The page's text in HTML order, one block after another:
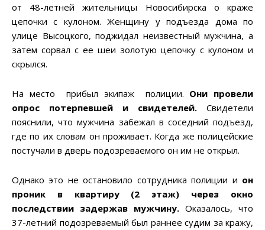
от 48-летней жительницы Новосибирска о краже
цепочки с кулоном. Женщину у подъезда дома по
улице Высоцкого, поджидал неизвестный мужчина, а
затем сорвал с ее шеи золотую цепочку с кулоном и
скрылся.
На место прибыл экипаж полиции. Они провели
опрос потерпевшей и свидетелей. Свидетели
пояснили, что мужчина забежал в соседний подъезд,
где по их словам он проживает. Когда же полицейские
постучали в дверь подозреваемого он им не открыл.
Однако это не остановило сотрудника полиции и он
проник в квартиру (2 этаж) через окно
последствии задержав мужчину. Оказалось, что
37-летний подозреваемый был раннее судим за кражу,